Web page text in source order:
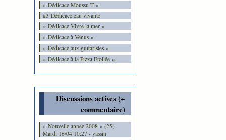
« Dédicace Moussu T »
#3 Dédicace eau vivante
« Dédicace Vivre la mer »
« Dédicace à Vénus »
« Dédicace aux guitaristes »
« Dédicace à la Pizza Etoilée »
Discussions actives (+
commentaire)
« Nouvelle année 2008 » (25)
Mardi 16/04 10:27 - yassin